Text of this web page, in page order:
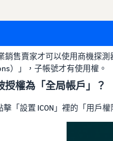
銷售賣家才可以使用商機探
）」，子帳號才有使用權。
授權為「全局帳戶」？
擊「設置 ICON」裡的「用戶